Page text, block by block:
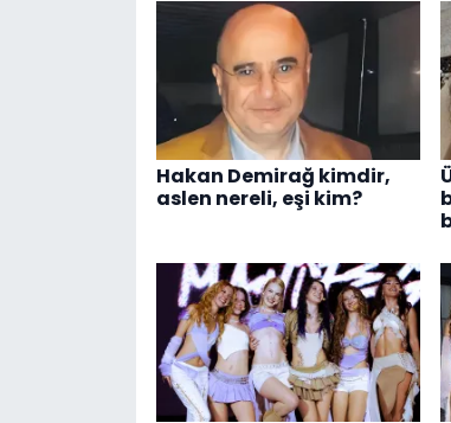
Hakan Demirağ kimdir,
aslen nereli, eşi kim?